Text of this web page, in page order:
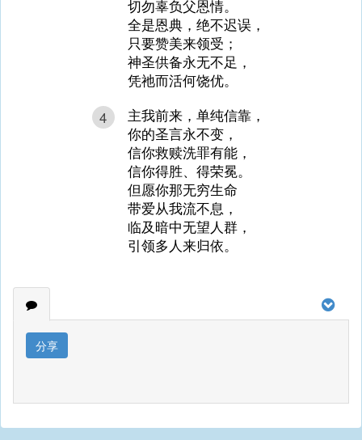
切勿辜负父恩情。
全是恩典，绝不迟误，
只要赞美来领受；
神圣供备永无不足，
凭祂而活何饶优。
4
主我前来，单纯信靠，
你的圣言永不变，
信你救赎洗罪有能，
信你得胜、得荣冕。
但愿你那无穷生命
带爱从我流不息，
临及暗中无望人群，
引领多人来归依。
分享